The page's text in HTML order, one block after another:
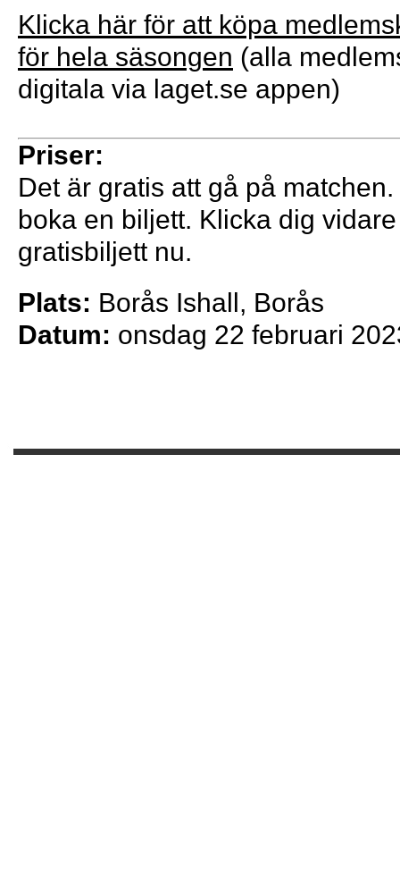
Klicka här för att köpa
för hela säsongen (alla
digitala via laget.se appen)
Priser:
Det är gratis att gå på
boka en biljett. Klicka dig
gratisbiljett nu.
Plats: Borås Ishall, Borås
Datum: onsdag 22 februari